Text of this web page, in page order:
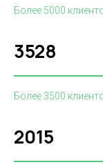
Более 5000
3528
Более 3500
2015